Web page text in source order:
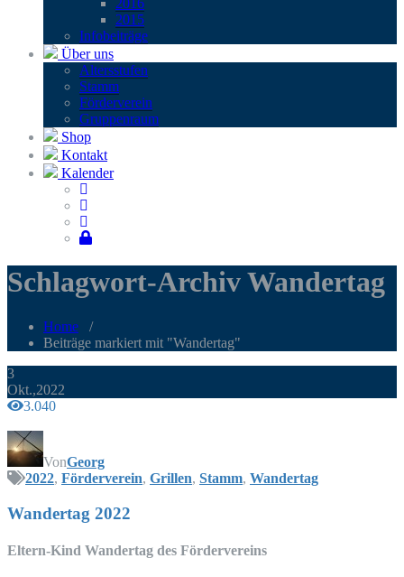
2016
2015
Infobei­trä­ge
Über uns
Alters­stu­fen
Stamm
För­der­ver­ein
Grup­pen­raum
Shop
Kontakt
Kalender
Schlagwort-Archiv Wandertag
Home /
Beiträge markiert mit "Wandertag"
3
Okt.,2022
3.040
VonGeorg
2022, Förderverein, Grillen, Stamm, Wandertag
Wan­der­tag 2022
Eltern-Kind Wan­der­tag des Fördervereins